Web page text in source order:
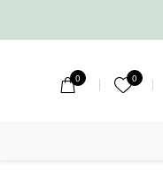
0 הרשימה שלי
0